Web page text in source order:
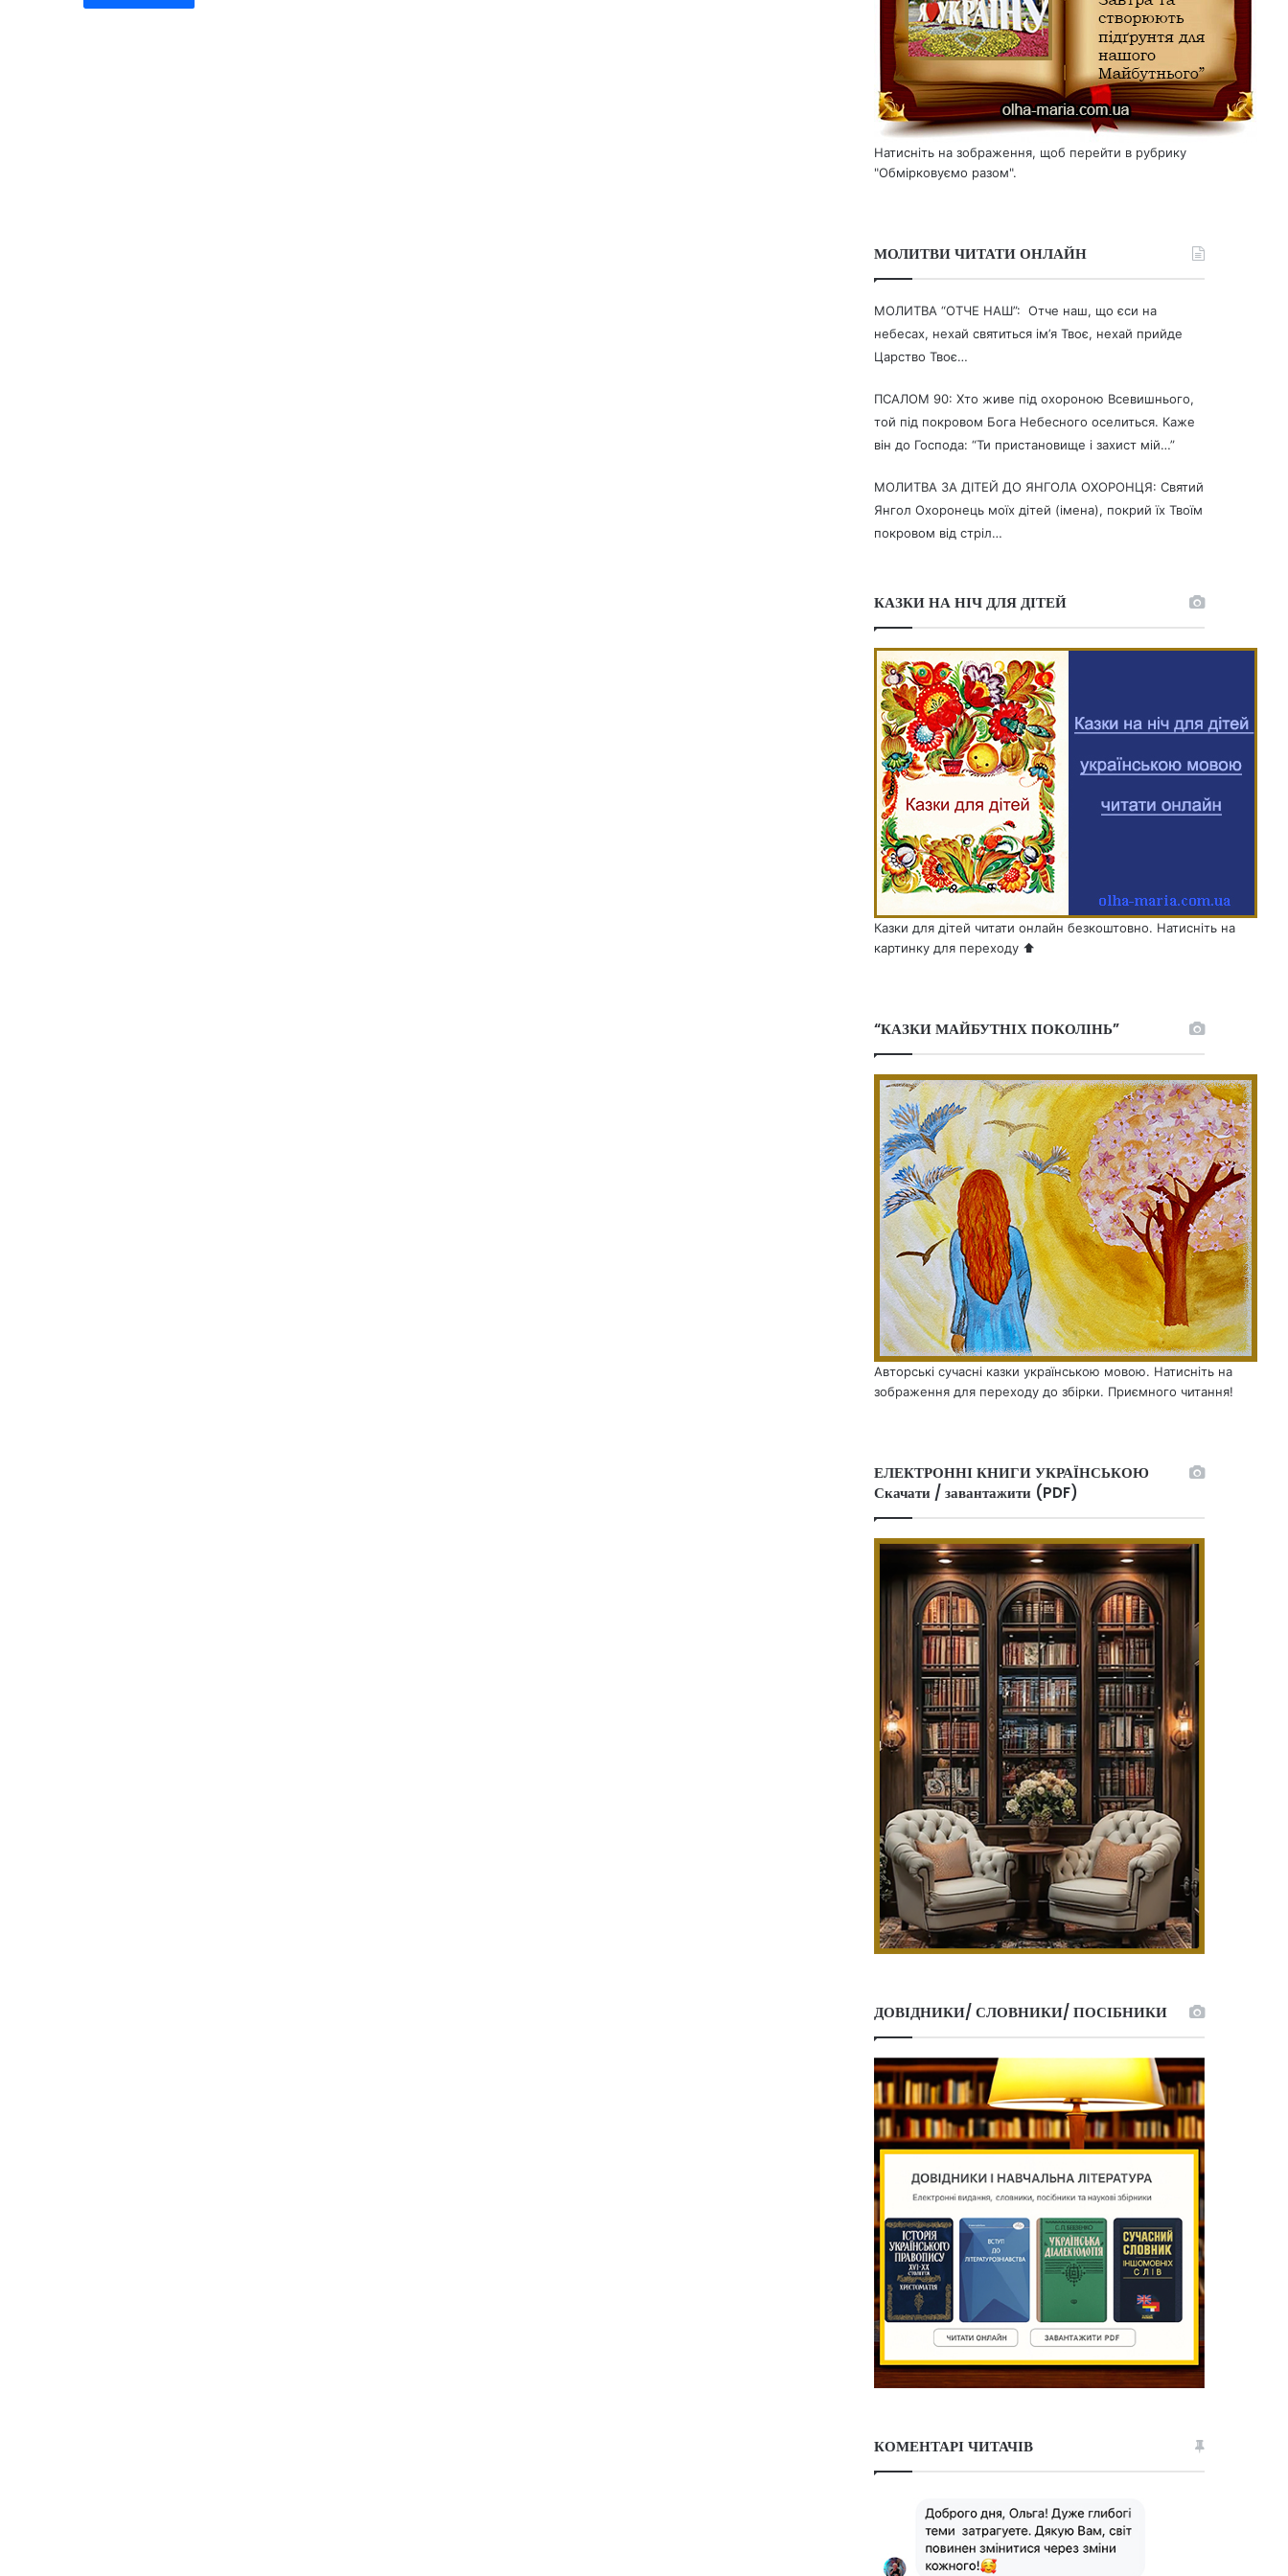
Натисніть на зображення, щоб перейти в рубрику
"Обмірковуємо разом".
МОЛИТВИ ЧИТАТИ ОНЛАЙН
МОЛИТВА “ОТЧЕ НАШ”: Отче наш, що єси на
небесах, нехай святиться ім’я Твоє, нехай прийде
Царство Твоє…
ПСАЛОМ 90: Хто живе під охороною Всевишнього,
той під покровом Бога Небесного оселиться. Каже
він до Господа: “Ти пристановище і захист мій…”
МОЛИТВА ЗА ДІТЕЙ ДО ЯНГОЛА ОХОРОНЦЯ: Святий
Янгол Охоронець моїх дітей (імена), покрий їх Твоїм
покровом від стріл…
КАЗКИ НА НІЧ ДЛЯ ДІТЕЙ
Казки для дітей читати онлайн безкоштовно. Натисніть на
картинку для переходу ⬆️
“КАЗКИ МАЙБУТНІХ ПОКОЛІНЬ”
Авторські сучасні казки українською мовою. Натисніть на
зображення для переходу до збірки. Приємного читання!
ЕЛЕКТРОННІ КНИГИ УКРАЇНСЬКОЮ
Скачати / завантажити (PDF)
ДОВІДНИКИ/ СЛОВНИКИ/ ПОСІБНИКИ
КОМЕНТАРІ ЧИТАЧІВ